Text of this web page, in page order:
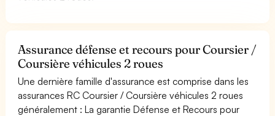
Assurance défense et recours pour Coursier /
Coursière véhicules 2 roues
Une dernière famille d'assurance est comprise dans les
assurances RC Coursier / Coursière véhicules 2 roues
généralement : La garantie Défense et Recours pour